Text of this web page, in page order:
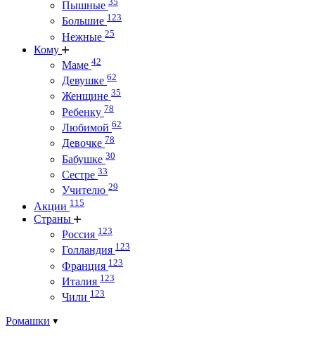
Пышные
Большие 123
Нежные 25
Кому
Маме 42
Девушке 62
Женщине 35
Ребенку 78
Любимой 62
Девочке 78
Бабушке 30
Сестре 33
Учителю 29
Акции 115
Страны
Россия 123
Голландия 123
Франция 123
Италия 123
Чили 123
Ромашки